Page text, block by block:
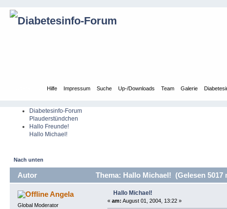
Hilfe Impressum Suche Up-/Downloads Team Galerie
Diabetesinfo-Forum
Plauderstündchen
Hallo Freunde!
Hallo Michael!
Nach unten
Autor Thema: Hallo Michael! (Gelesen 5017
Angela
Global Moderator
Hallo Michael!
« am: August 01, 2004, 13:22 »